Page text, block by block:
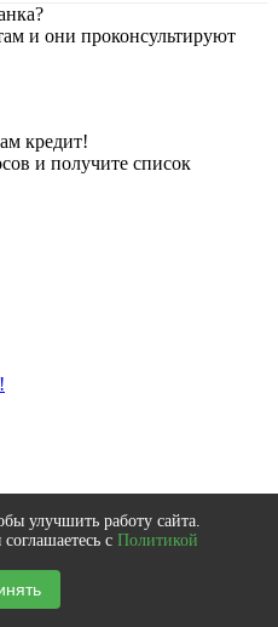
и они проконсультируют
кредит!
и получите список
улучшить работу сайта.
с Политикой